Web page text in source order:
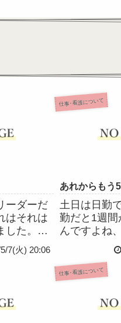
ーダーだ
はそれは
した。連
けじゃ
と忙しく
った状
7(火) 20:06
仕事･看護について
あれからもう
土日は日勤
勤だと1週間
んですよね
(T_T)明日
準夜ときて
あえずは明
んとかこな
国家試験を
仕事･看護について